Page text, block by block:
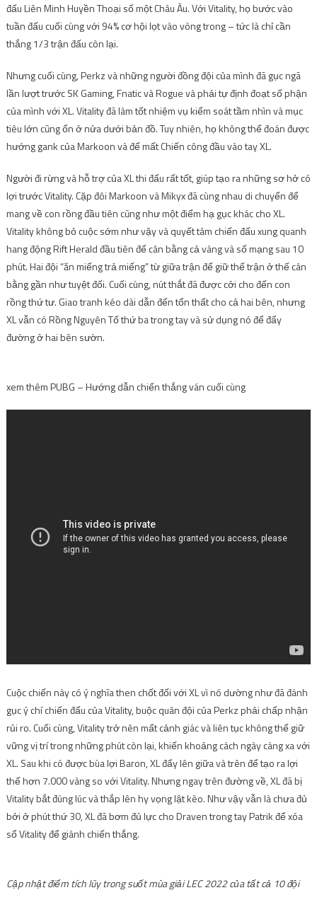
đấu Liên Minh Huyền Thoại số một Châu Âu. Với Vitality, họ bước vào
tuần đấu cuối cùng với 94% cơ hội lọt vào vòng trong – tức là chỉ cần
thắng 1/3 trận đấu còn lại.
Nhưng cuối cùng, Perkz và những người đồng đội của mình đã gục ngã
lần lượt trước SK Gaming, Fnatic và Rogue và phải tự định đoạt số phận
của mình với XL. Vitality đã làm tốt nhiệm vụ kiểm soát tầm nhìn và mục
tiêu lớn cũng ổn ở nửa dưới bản đồ. Tuy nhiên, họ không thể đoán được
hướng gank của Markoon và để mất Chiến công đầu vào tay XL.
Người đi rừng và hỗ trợ của XL thi đấu rất tốt, giúp tạo ra những sơ hở có
lợi trước Vitality. Cặp đôi Markoon và Mikyx đã cùng nhau di chuyển để
mang về con rồng đầu tiên cũng như một điểm hạ gục khác cho XL.
Vitality không bỏ cuộc sớm như vậy và quyết tâm chiến đấu xung quanh
hang động Rift Herald đầu tiên để cân bằng cả vàng và số mạng sau 10
phút. Hai đội “ăn miếng trả miếng” từ giữa trận để giữ thế trận ở thế cân
bằng gần như tuyệt đối. Cuối cùng, nút thắt đã được cởi cho đến con
rồng thứ tư. Giao tranh kéo dài dẫn đến tổn thất cho cả hai bên, nhưng
XL vẫn có Rồng Nguyên Tố thứ ba trong tay và sử dụng nó để đẩy
đường ở hai bên sườn.
xem thêmPUBG – Hướng dẫn chiến thắng ván cuối cùng
Cuộc chiến này có ý nghĩa then chốt đối với XL vì nó dường như đã đánh
gục ý chí chiến đấu của Vitality, buộc quân đội của Perkz phải chấp nhận
rủi ro. Cuối cùng, Vitality trở nên mất cảnh giác và liên tục không thể giữ
vững vị trí trong những phút còn lại, khiến khoảng cách ngày càng xa với
XL. Sau khi có được bùa lợi Baron, XL đẩy lên giữa và trên để tạo ra lợi
thế hơn 7.000 vàng so với Vitality. Nhưng ngay trên đường về, XL đã bị
Vitality bắt đúng lúc và thắp lên hy vọng lật kèo. Như vậy vẫn là chưa đủ
bởi ở phút thứ 30, XL đã bơm đủ lực cho Draven trong tay Patrik để xóa
sổ Vitality để giành chiến thắng.
Cập nhật điểm tích lũy trong suốt mùa giải LEC 2022 của tất cả 10 đội